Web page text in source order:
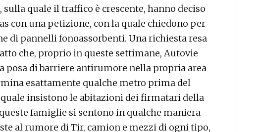
quale il traffico è crescente, hanno deciso
con una petizione, con la quale chiedono per
di pannelli fonoassorbenti. Una richiesta resa
che, proprio in queste settimane, Autovie
posa di barriere antirumore nella propria area
esattamente qualche metro prima del
insistono le abitazioni dei firmatari della
famiglie si sentono in qualche maniera
al rumore di Tir, camion e mezzi di ogni tipo,